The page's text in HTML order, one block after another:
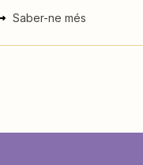
Saber-ne més